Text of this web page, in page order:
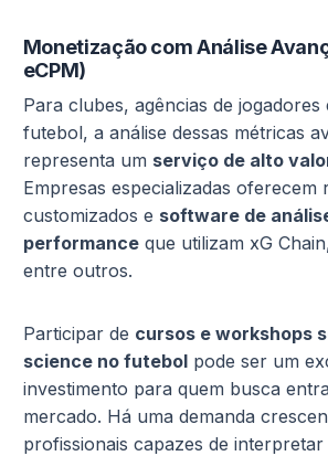
Monetização com Análise
eCPM)
Para clubes, agências de jogadores
futebol, a análise dessas métricas
representa um serviço de alto
Empresas especializadas oferecem
customizados e software de
performanceque utilizam xG
entre outros.
Participar de cursos e workshops
science no futebolpode ser um
investimento para quem busca
mercado. Há uma demanda
profissionais capazes de interpretar